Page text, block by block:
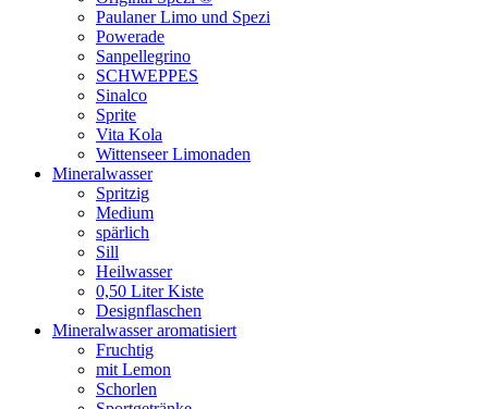
Paulaner Limo und Spezi
Powerade
Sanpellegrino
SCHWEPPES
Sinalco
Sprite
Vita Kola
Wittenseer Limonaden
Mineralwasser
Spritzig
Medium
spärlich
Sill
Heilwasser
0,50 Liter Kiste
Designflaschen
Mineralwasser aromatisiert
Fruchtig
mit Lemon
Schorlen